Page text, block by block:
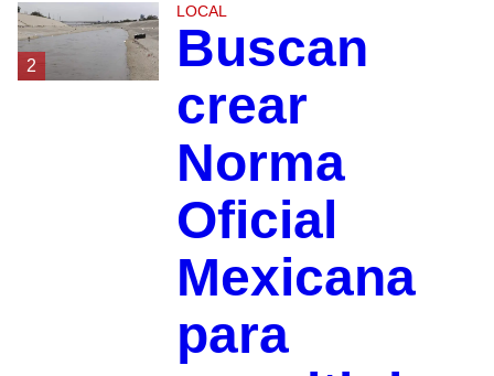
2
LOCAL
Buscan
crear
Norma
Oficial
Mexicana
para